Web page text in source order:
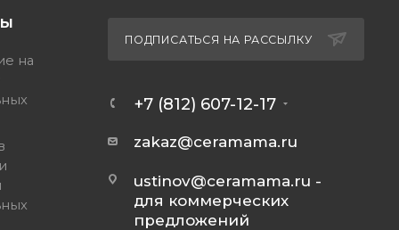
на
ПОДПИСАТЬСЯ НА РАССЫЛКУ
+7 (812) 607-12-17
zakaz@ceramama.ru
ustinov@ceramama.ru -
для коммерческих
предложений